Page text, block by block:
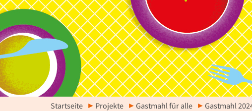
Startseite Projekte Gastmahl für alle Gastmahl